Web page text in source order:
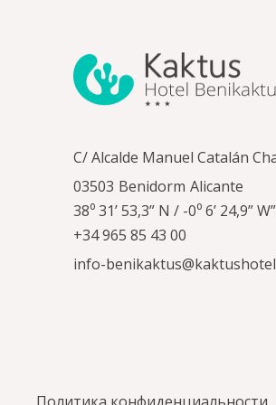
C/ Alcalde Manuel Catalán
03503 Benidorm Alicante
38⁰ 31’ 53,3” N / -0⁰ 6’ 24,9”
+34 965 85 43 00
info-